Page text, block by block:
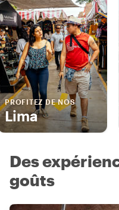
PROFITEZ DE NOS
Lima
Des
goûts